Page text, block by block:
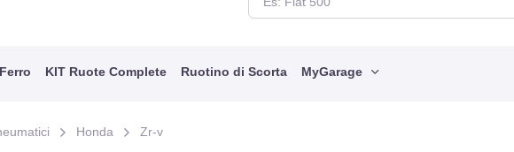
KIT Ruote Complete Ruotino di Scorta MyGarage
Honda Zr-v